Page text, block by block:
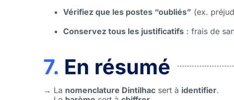
Vérifiez que les postes “oubliés” (ex.
Conservez tous les justificatifs : frais de
7. En résumé
→ La nomenclature Dintilhac sert à identifier.